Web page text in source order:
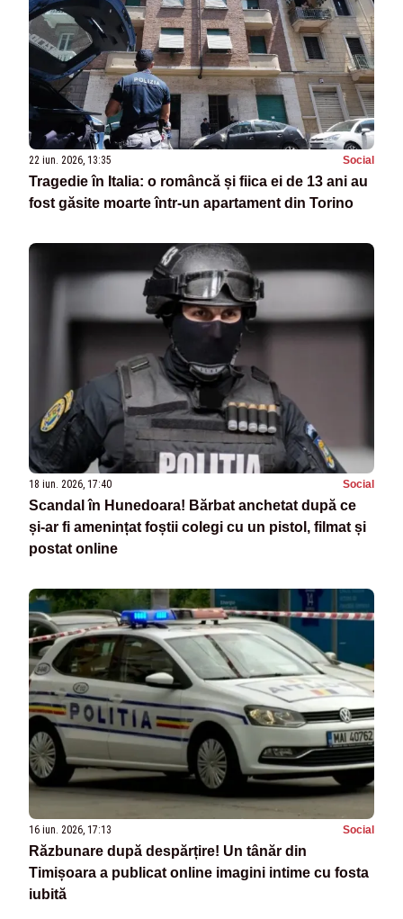
22 iun. 2026, 13:35 Social
Tragedie în Italia: o româncă și fiica ei de 13 ani au
fost găsite moarte într-un apartament din Torino
18 iun. 2026, 17:40 Social
Scandal în Hunedoara! Bărbat anchetat după ce
și-ar fi amenințat foștii colegi cu un pistol, filmat și
postat online
16 iun. 2026, 17:13 Social
Răzbunare după despărțire! Un tânăr din
Timișoara a publicat online imagini intime cu fosta
iubită